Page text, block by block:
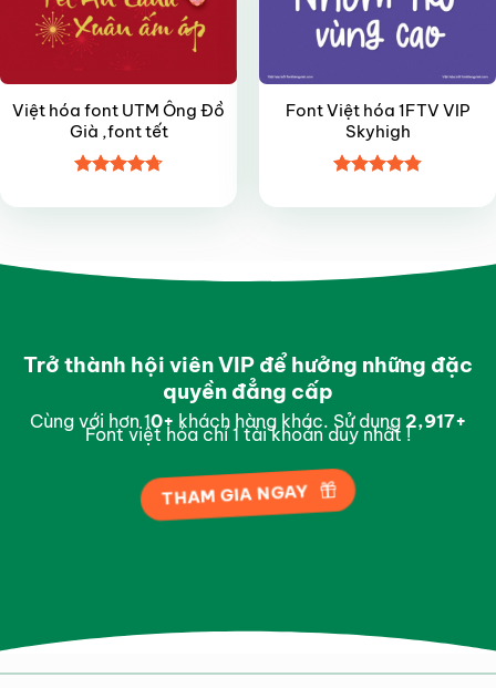
Việt hóa font UTM Ông Đồ
Già ,font tết
hạng4.75
Font Việt hóa 1FTV VIP
Skyhigh
hạng4.85
Trở thành hội viên VIP để hưởng những đặc
quyền đẳng cấp
Cùng với hơn 10+khách hàng khác. Sử dụng 2,995+
Font việt hóa chỉ 1 tài khoản duy nhất !
THAM GIA NGAY